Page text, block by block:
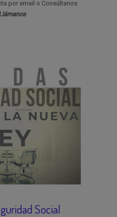
por email o Consúltanos
Social